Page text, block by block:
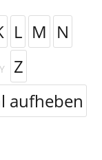
L M N
Y
Z
aufheben